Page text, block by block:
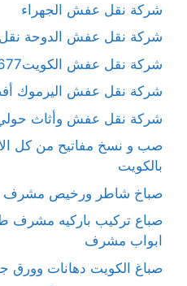
شركة نقل عفش الجهراء
شركة نقل عفش الدوحة نقل
شركة نقل عفش الكويت50993677
شركة نقل عفش اليرموك
شركة نقل عفش وأثاث
صب و نسخ مفاتيح من كل
بالكويت
صباخ شاطر ورخيص مشرف
صباع تركيب باركيه مشرف
ابواب مشرف
صباغ الكويت دهانات وورق